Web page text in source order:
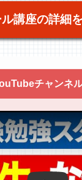
講座の詳細
チャンネ